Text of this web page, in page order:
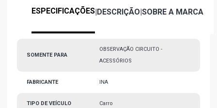
ESPECIFICAÇÕES|DESCRIÇÃO|SOBRE A MARCA
SOMENTE PARA
OBSERVAÇÃO CIRCUITO -
ACESSÓRIOS
FABRICANTE INA
TIPO DE VEÍCULO Carro